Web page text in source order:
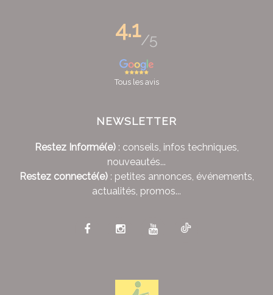
4.1/5
Tous les avis
NEWSLETTER
Restez Informé(e): conseils, infos techniques,
nouveautés...
Restez connecté(e): petites annonces, événements,
actualités, promos...